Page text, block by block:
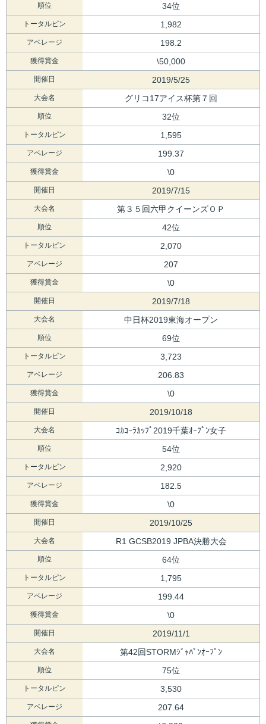
順位 34位
トータルピン 1,982
アベレージ 198.2
獲得賞金 \50,000
開催日 2019/5/25
大会名 グリコ17アイス杯第７回
順位 32位
トータルピン 1,595
アベレージ 199.37
獲得賞金 \0
開催日 2019/7/15
大会名 第３５回六甲クイーンズＯＰ
順位 42位
トータルピン 2,070
アベレージ 207
獲得賞金 \0
開催日 2019/7/18
大会名 中日杯2019東海オープン
順位 69位
トータルピン 3,723
アベレージ 206.83
獲得賞金 \0
開催日 2019/10/18
大会名 ｺｶｺｰﾗｶｯﾌﾟ2019千葉ｵｰﾌﾟﾝ女子
順位 54位
トータルピン 2,920
アベレージ 182.5
獲得賞金 \0
開催日 2019/10/25
大会名 R1 GCSB2019 JPBA決勝大会
順位 64位
トータルピン 1,795
アベレージ 199.44
獲得賞金 \0
開催日 2019/11/1
大会名 第42回STORMｼﾞｬﾊﾟﾝｵｰﾌﾟﾝ
順位 75位
トータルピン 3,530
アベレージ 207.64